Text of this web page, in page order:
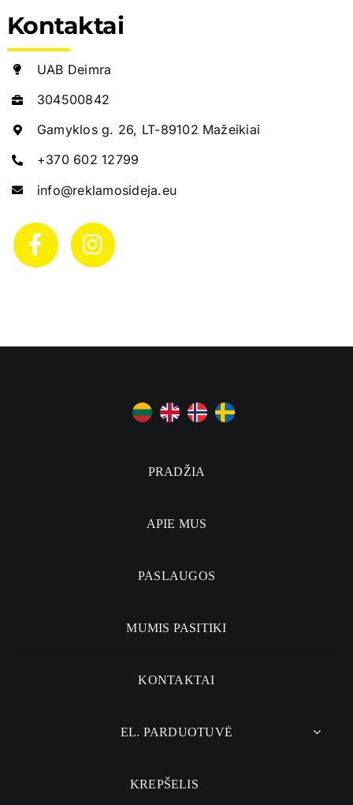
Kontaktai
UAB Deimra
304500842
Gamyklos g. 26, LT-89102 Mažeikiai
+370 602 12799
info@reklamosideja.eu
PRADŽIA
APIE MUS
PASLAUGOS
MUMIS PASITIKI
KONTAKTAI
EL. PARDUOTUVĖ
KREPŠELIS